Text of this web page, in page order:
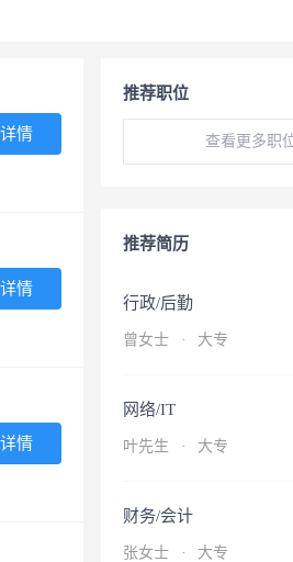
推荐职位
查看更多职
推荐简历
行政/后勤
曾女士 · 大专
网络/IT
叶先生 · 大专
财务/会计
张女士 · 大专
情
情
情